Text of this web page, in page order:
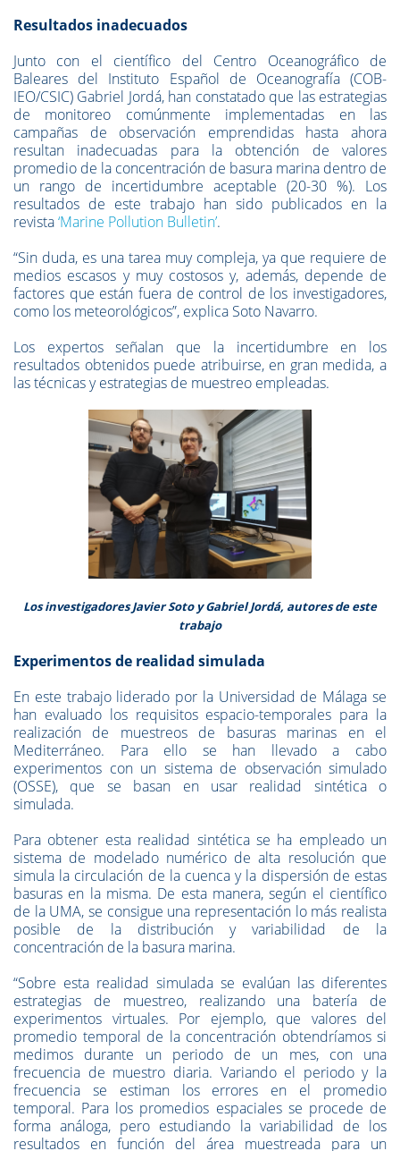
Resultados inadecuados
Junto con el científico del Centro Oceanográfico de
Baleares del Instituto Español de Oceanografía (COB-
IEO/CSIC) Gabriel Jordá, han constatado que las estrategias
de monitoreo comúnmente implementadas en las
campañas de observación emprendidas hasta ahora
resultan inadecuadas para la obtención de valores
promedio de la concentración de basura marina dentro de
un rango de incertidumbre aceptable (20-30 %). Los
resultados de este trabajo han sido publicados en la
revista‘Marine Pollution Bulletin’.
“Sin duda, es una tarea muy compleja, ya que requiere de
medios escasos y muy costosos y, además, depende de
factores que están fuera de control de los investigadores,
como los meteorológicos”, explica Soto Navarro.
Los expertos señalan que la incertidumbre en los
resultados obtenidos puede atribuirse, en gran medida, a
las técnicas y estrategias de muestreo empleadas.
Los investigadores Javier Soto y Gabriel Jordá, autores de este
trabajo
Experimentos de realidad simulada
En este trabajo liderado por la Universidad de Málaga se
han evaluado los requisitos espacio-temporales para la
realización de muestreos de basuras marinas en el
Mediterráneo. Para ello se han llevado a cabo
experimentos con un sistema de observación simulado
(OSSE), que se basan en usar realidad sintética o
simulada.
Para obtener esta realidad sintética se ha empleado un
sistema de modelado numérico de alta resolución que
simula la circulación de la cuenca y la dispersión de estas
basuras en la misma. De esta manera, según el científico
de la UMA, se consigue una representación lo más realista
posible de la distribución y variabilidad de la
concentración de la basura marina.
“Sobre esta realidad simulada se evalúan las diferentes
estrategias de muestreo, realizando una batería de
experimentos virtuales. Por ejemplo, que valores del
promedio temporal de la concentración obtendríamos si
medimos durante un periodo de un mes, con una
frecuencia de muestro diaria. Variando el periodo y la
frecuencia se estiman los errores en el promedio
temporal. Para los promedios espaciales se procede de
forma análoga, pero estudiando la variabilidad de los
resultados en función del área muestreada para un